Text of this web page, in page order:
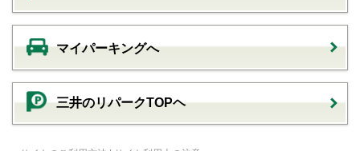
マイパーキングへ
三井のリパークTOPヘ